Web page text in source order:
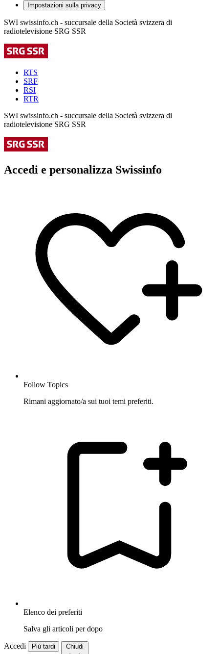
Impostazioni sulla privacy
SWI swissinfo.ch - succursale della Società svizzera di
radiotelevisione SRG SSR
RTS
SRF
RSI
RTR
SWI swissinfo.ch - succursale della Società svizzera di
radiotelevisione SRG SSR
Accedi e personalizza Swissinfo
Follow Topics
Rimani aggiornato/a sui tuoi temi preferiti.
Elenco dei preferiti
Salva gli articoli per dopo
Accedi Più tardi Chiudi